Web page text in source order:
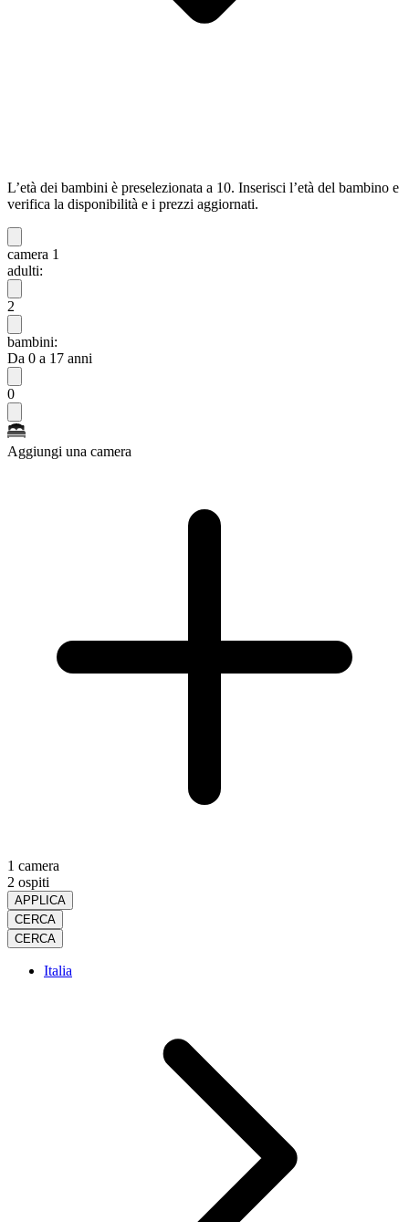
L’età dei bambini è preselezionata a 10. Inserisci l’età del bambino e
verifica la disponibilità e i prezzi aggiornati.
camera 1
adulti:
2
bambini:
Da 0 a 17 anni
0
Aggiungi una camera
1 camera
2 ospiti
APPLICA
CERCA
CERCA
Italia